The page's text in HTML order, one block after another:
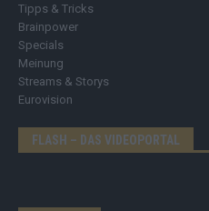
Tipps & Tricks
Brainpower
Specials
Meinung
Streams & Storys
Eurovision
FLASH – DAS VIDEOPORTAL